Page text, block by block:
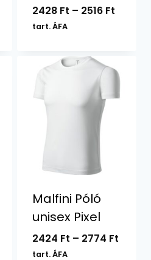
2428 Ft – 2516 Ft
tart. ÁFA
Malfini Póló
unisex Pixel
2424 Ft – 2774 Ft
tart. ÁFA